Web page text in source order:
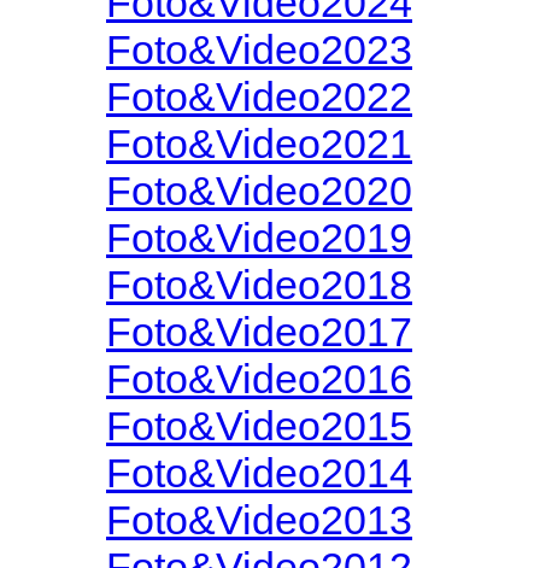
Foto&Video2023
Foto&Video2022
Foto&Video2021
Foto&Video2020
Foto&Video2019
Foto&Video2018
Foto&Video2017
Foto&Video2016
Foto&Video2015
Foto&Video2014
Foto&Video2013